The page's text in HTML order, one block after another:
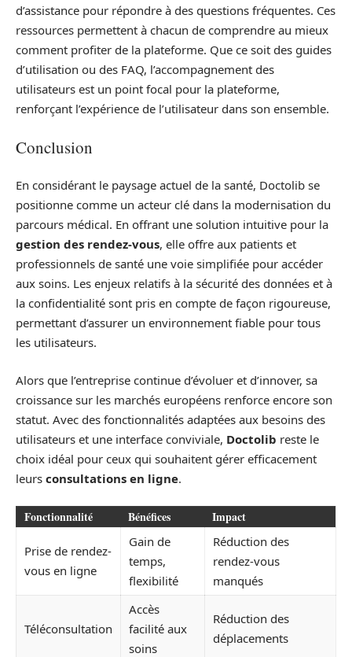
d’assistance pour répondre à des questions fréquentes. Ces
ressources permettent à chacun de comprendre au mieux
comment profiter de la plateforme. Que ce soit des guides
d’utilisation ou des FAQ, l’accompagnement des
utilisateurs est un point focal pour la plateforme,
renforçant l’expérience de l’utilisateur dans son ensemble.
Conclusion
En considérant le paysage actuel de la santé, Doctolib se
positionne comme un acteur clé dans la modernisation du
parcours médical. En offrant une solution intuitive pour la
gestion des rendez-vous, elle offre aux patients et
professionnels de santé une voie simplifiée pour accéder
aux soins. Les enjeux relatifs à la sécurité des données et à
la confidentialité sont pris en compte de façon rigoureuse,
permettant d’assurer un environnement fiable pour tous
les utilisateurs.
Alors que l’entreprise continue d’évoluer et d’innover, sa
croissance sur les marchés européens renforce encore son
statut. Avec des fonctionnalités adaptées aux besoins des
utilisateurs et une interface conviviale, Doctolib reste le
choix idéal pour ceux qui souhaitent gérer efficacement
leurs consultations en ligne.
Fonctionnalité Bénéfices Impact
Prise de rendez-
vous en ligne
Gain de
temps,
flexibilité
Réduction des
rendez-vous
manqués
Téléconsultation
Accès
facilité aux
soins
Réduction des
déplacements